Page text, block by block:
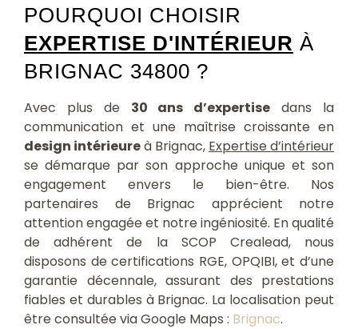
POURQUOI CHOISIR
EXPERTISE D'INTÉRIEUR À
BRIGNAC 34800 ?
Avec plus de 30 ans d’expertise dans la
communication et une maîtrise croissante en
design intérieureà Brignac, Expertise d’intérieur
se démarque par son approche unique et son
engagement envers le bien-être. Nos
partenaires de Brignac apprécient notre
attention engagée et notre ingéniosité. En qualité
de adhérent de la SCOP Crealead, nous
disposons de certifications RGE, OPQIBI, et d’une
garantie décennale, assurant des prestations
fiables et durables à Brignac. La localisation peut
être consultée via Google Maps : Brignac.